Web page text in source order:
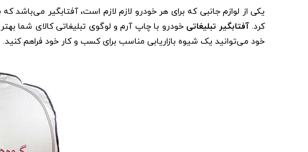
یکی از لوازم جانبی که برای هر خودرو لازم لازم است، آفتابگیر
کرد.آفتابگیر تبلیغاتی خودرو با چاپ آرم و لوگوی تبلیغاتی کالای شما
خود می‌توانید یک شیوه بازاریابی مناسب برای کسب و کار خود فراهم کنید.